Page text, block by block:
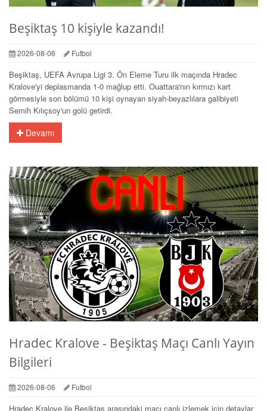
Beşiktaş 10 kişiyle kazandı!
2026-08-06 Futbol
Beşiktaş, UEFA Avrupa Ligi 3. Ön Eleme Turu ilk maçında Hradec
Kralove'yi deplasmanda 1-0 mağlup etti. Ouattara'nın kırmızı kart
görmesiyle son bölümü 10 kişi oynayan siyah-beyazlılara galibiyeti
Semih Kılıçsoy'un golü getirdi.
Devamı
Hradec Kralove - Beşiktaş Maçı Canlı Yayın
Bilgileri
2026-08-06 Futbol
Hradec Kralove ile Beşiktaş arasındaki maçı canlı izlemek için detaylar